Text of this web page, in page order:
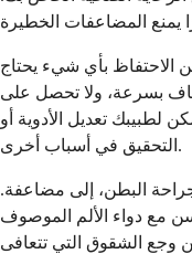
الاحتفاظ بأي شيء يحتاج
بسرعة، ولا تحصل على
لطبيبك تعديل الأدوية أو
التحقيق في أسباب أخرى.
البطن، إلى مضاعفة.
مع دواء الألم الموصوف
وجع الشقوق التي تتعافى